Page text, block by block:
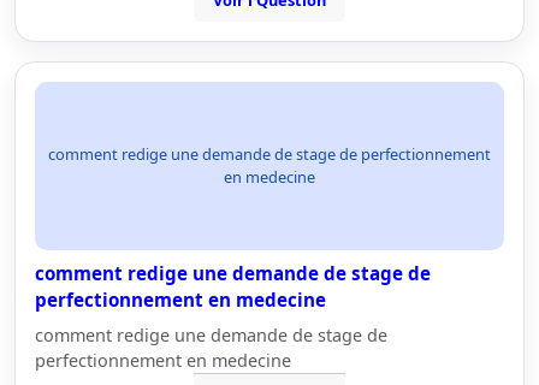
comment redige une demande de stage de perfectionnement
en medecine
comment redige une demande de stage de
perfectionnement en medecine
comment redige une demande de stage de
perfectionnement en medecine